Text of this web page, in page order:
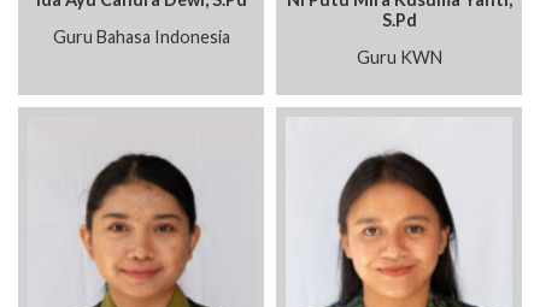
Guru Bahasa Indonesia
S.Pd
Guru KWN